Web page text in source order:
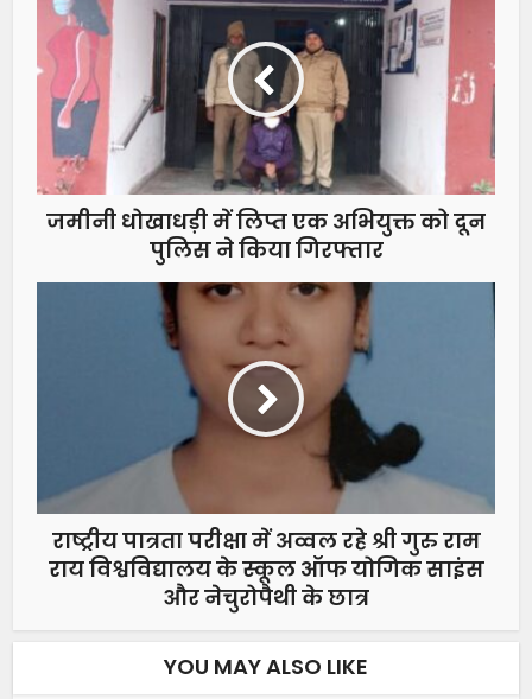
जमीनी धोखाधड़ी में लिप्त एक अभियुक्त को दून
पुलिस ने किया गिरफ्तार
राष्ट्रीय पात्रता परीक्षा में अव्वल रहे श्री गुरु राम
राय विश्वविद्यालय के स्कूल ऑफ योगिक साइंस
और नेचुरोपैथी के छात्र
YOU MAY ALSO LIKE